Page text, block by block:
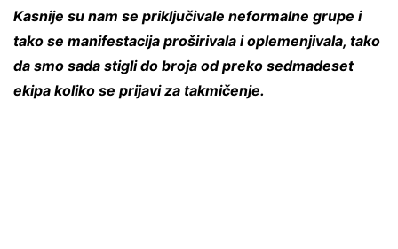
Kasnije su nam se priključivale neformalne grupe i
tako se manifestacija proširivala i oplemenjivala, tako
da smo sada stigli do broja od preko sedmadeset
ekipa koliko se prijavi za takmičenje.